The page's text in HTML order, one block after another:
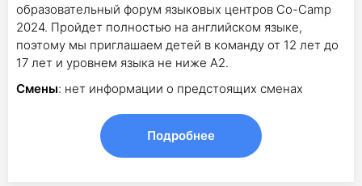
образовательный форум языковых центров Co-Camp
2024. Пройдет полностью на английском языке,
поэтому мы приглашаем детей в команду от 12 лет до
17 лет и уровнем языка не ниже А2.
Смены: нет информации о предстоящих сменах
Подробнее